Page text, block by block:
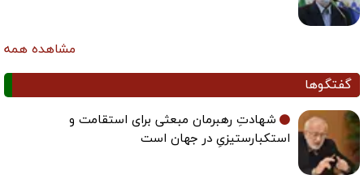
مشاهده همه
گفتگوها
شهادتِ رهبرمان مبعثی برای استقامت و
استکبارستیزیِ در جهان است